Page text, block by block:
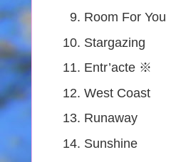
Room For You
Stargazing
Entr’acte ※
West Coast
Runaway
Sunshine